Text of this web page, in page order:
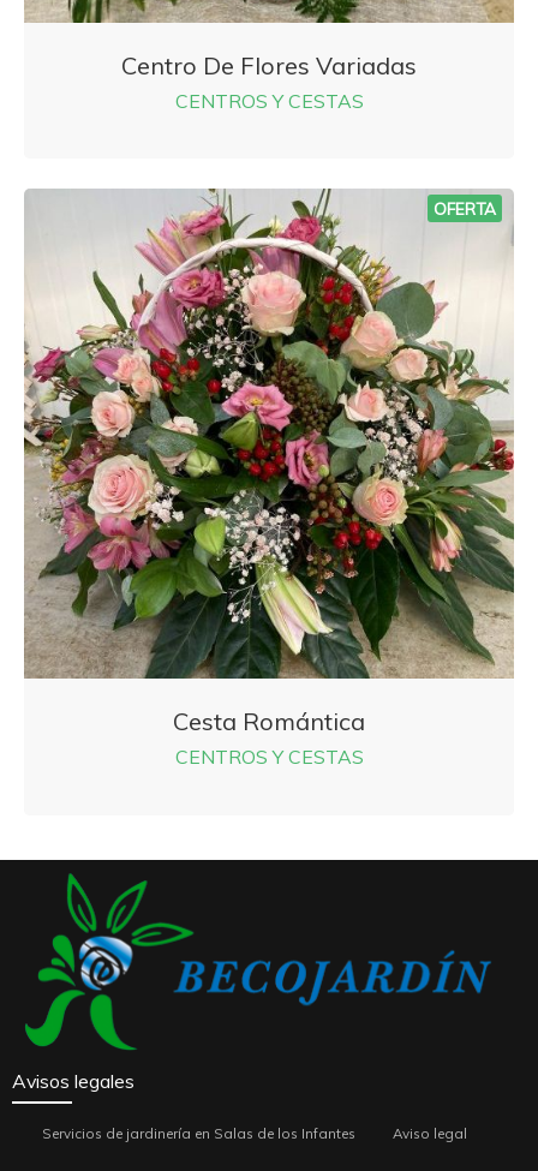
Centro De Flores Variadas
CENTROS Y CESTAS
OFERTA
Cesta Romántica
CENTROS Y CESTAS
Avisos legales
Servicios de jardinería en Salas de los Infantes Aviso legal